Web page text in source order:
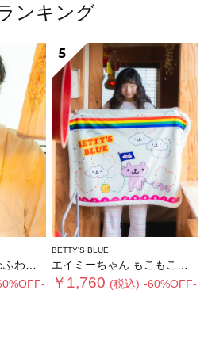
ンキング
ット
5
BETTY'S BLUE
エイミーちゃん もこもこブランケット
￥1,760 (税込) -60%OFF-